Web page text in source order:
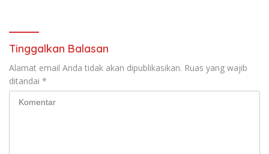
Tinggalkan Balasan
Alamat email Anda tidak akan dipublikasikan. Ruas yang wajib
ditandai *